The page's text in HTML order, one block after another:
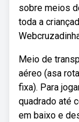
sobre meios
toda a
Meio de
aéreo (asa
fixa). Para
quadrado até
em baixo e